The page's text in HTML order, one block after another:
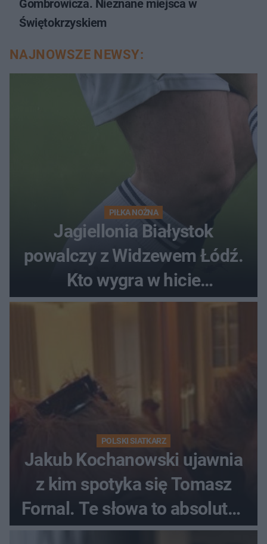
Gombrowicza. Nieznane miejsca w
Świętokrzyskiem
NAJNOWSZE NEWSY:
PIŁKA NOŻNA
Jagiellonia Białystok
powalczy z Widzewem Łódź.
Kto wygra w hicie
Ekstraklasy?
POLSKI SIATKARZ
Jakub Kochanowski ujawnia
z kim spotyka się Tomasz
Fornal. Te słowa to absolutny
hit